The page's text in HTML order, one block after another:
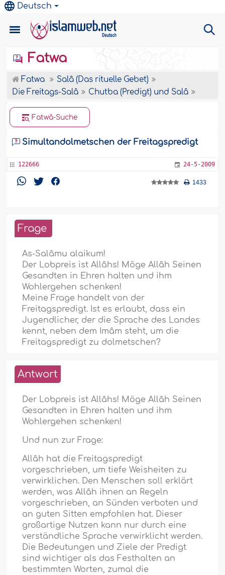
Deutsch
Fatwa
Fatwa
Salâ (Das rituelle Gebet)
Die Freitags-Salâ
Chutba (Predigt) und Salâ
Fatwâ-Suche
Simultandolmetschen der Freitagspredigt
122666 24-5-2009
1433
Frage
As-Salâmu alaikum!
Der Lobpreis ist Allâhs! Möge Allâh Seinen
Gesandten in Ehren halten und ihm
Wohlergehen schenken!
Meine Frage handelt von der
Freitagspredigt. Ist es erlaubt, dass ein
Jugendlicher, der die Sprache des Landes
kennt, neben dem Imâm steht, um die
Freitagspredigt zu dolmetschen?
Antwort
Der Lobpreis ist Allâhs! Möge Allâh Seinen
Gesandten in Ehren halten und ihm
Wohlergehen schenken!
Und nun zur Frage:
Allâh hat die Freitagspredigt
vorgeschrieben, um tiefe Weisheiten zu
verwirklichen. Den Menschen soll erklärt
werden, was Allâh ihnen an Regeln
vorgeschrieben, an Sünden verboten und
an guten Sitten empfohlen hat. Dieser
großartige Nutzen kann nur durch eine
verständliche Sprache verwirklicht werden.
Die Bedeutungen und Ziele der Predigt
sind wichtiger als das Festhalten an
bestimmten Worten, zumal die